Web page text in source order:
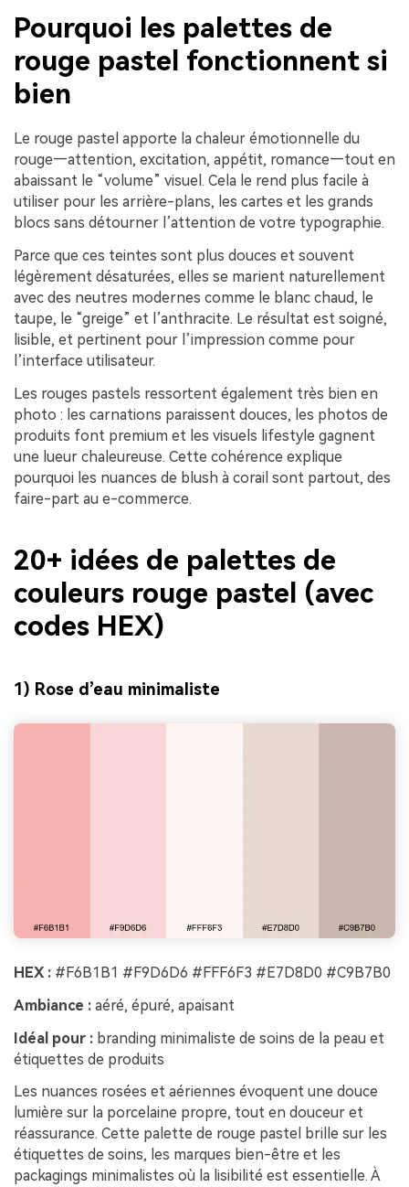
Pourquoi les palettes de
rouge pastel fonctionnent si
bien
Le rouge pastel apporte la chaleur émotionnelle du
rouge—attention, excitation, appétit, romance—tout en
abaissant le “volume” visuel. Cela le rend plus facile à
utiliser pour les arrière-plans, les cartes et les grands
blocs sans détourner l’attention de votre typographie.
Parce que ces teintes sont plus douces et souvent
légèrement désaturées, elles se marient naturellement
avec des neutres modernes comme le blanc chaud, le
taupe, le “greige” et l’anthracite. Le résultat est soigné,
lisible, et pertinent pour l’impression comme pour
l’interface utilisateur.
Les rouges pastels ressortent également très bien en
photo : les carnations paraissent douces, les photos de
produits font premium et les visuels lifestyle gagnent
une lueur chaleureuse. Cette cohérence explique
pourquoi les nuances de blush à corail sont partout, des
faire-part au e-commerce.
20+ idées de palettes de
couleurs rouge pastel (avec
codes HEX)
1) Rose d’eau minimaliste
HEX : #F6B1B1 #F9D6D6 #FFF6F3 #E7D8D0 #C9B7B0
Ambiance : aéré, épuré, apaisant
Idéal pour : branding minimaliste de soins de la peau et
étiquettes de produits
Les nuances rosées et aériennes évoquent une douce
lumière sur la porcelaine propre, tout en douceur et
réassurance. Cette palette de rouge pastel brille sur les
étiquettes de soins, les marques bien-être et les
packagings minimalistes où la lisibilité est essentielle. À